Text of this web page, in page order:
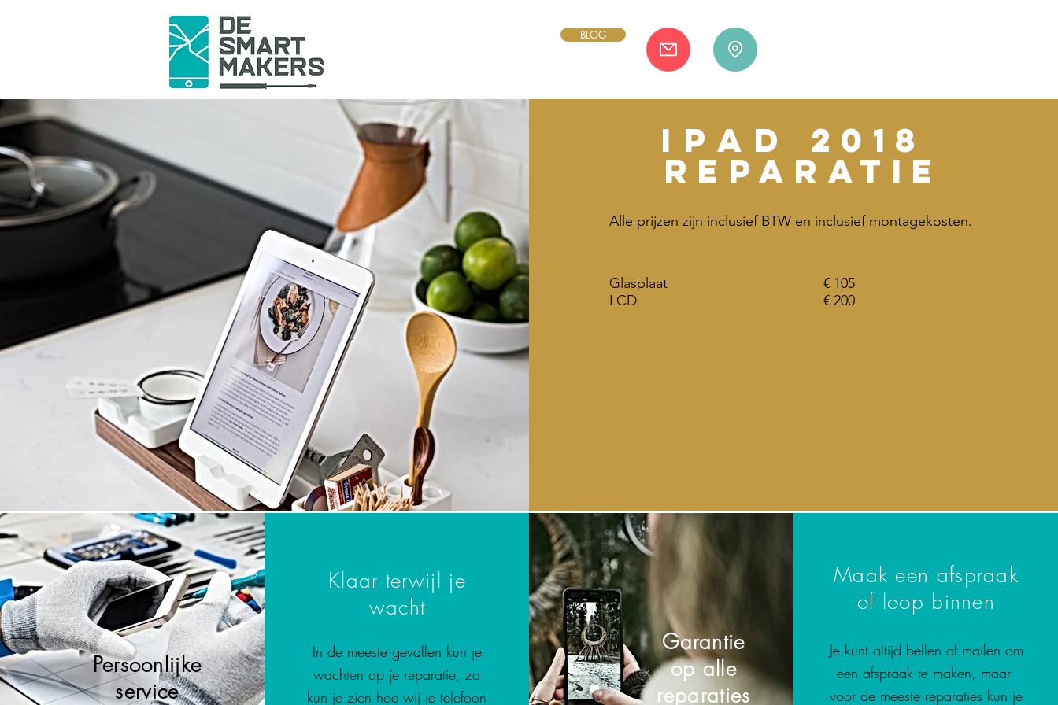
BLOG
iPad 2018
reparatie
Alle prijzen zijn inclusief BTW en inclusief montagekosten.
Glasplaat
LCD
€ 105
€ 200
Persoonlijke
service
Klaar terwijl je
wacht
In de meeste gevallen kun je
wachten op je reparatie, zo
kun je zien hoe wij je telefoon
Garantie
op alle
reparaties
Maak een afspraak
of loop binnen
Je kunt altijd bellen of mailen om
een afspraak te maken, maar
voor de meeste reparaties kun je